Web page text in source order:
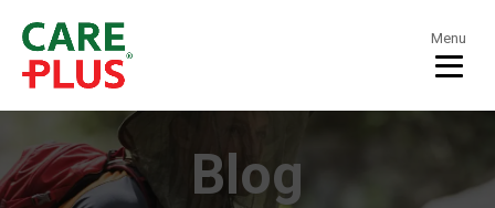
Menu
Blog